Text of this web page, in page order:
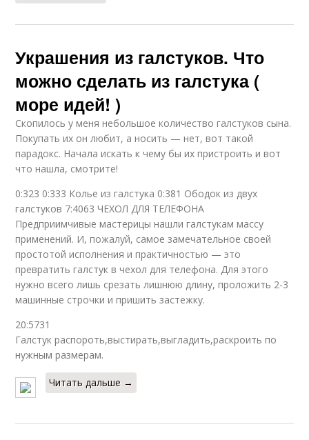
Украшения из галстуков. Что
можно сделать из галстука (
море идей! )
Скопилось у меня небольшое количество галстуков сына.
Покупать их он любит, а носить — нет, вот такой
парадокс. Начала искать к чему бы их пристроить и вот
что нашла, смотрите!
0:323 0:333 Колье из галстука 0:381 Ободок из двух
галстуков 7:4063 ЧЕХОЛ ДЛЯ ТЕЛЕФОНА
Предприимчивые мастерицы нашли галстукам массу
применений. И, пожалуй, самое замечательное своей
простотой исполнения и практичностью — это
превратить галстук в чехол для телефона. Для этого
нужно всего лишь срезать лишнюю длину, проложить 2-3
машинные строчки и пришить застежку.
20:5731
Галстук распороть,выстирать,выгладить,раскроить по
нужным размерам.
Читать дальше →